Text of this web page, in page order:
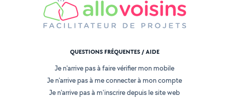
QUESTIONS FRÉQUENTES / AIDE
Je n'arrive pas à faire vérifier mon mobile
Je n'arrive pas à me connecter à mon compte
Je n'arrive pas à m'inscrire depuis le site web